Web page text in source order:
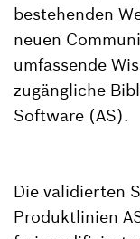
bestehenden
neuen
umfassende
zugängliche
Software (AS).
Die validierten
Produktlinien